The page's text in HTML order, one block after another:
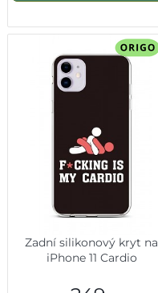
Zadní silikonový kryt na
iPhone 11 Cardio